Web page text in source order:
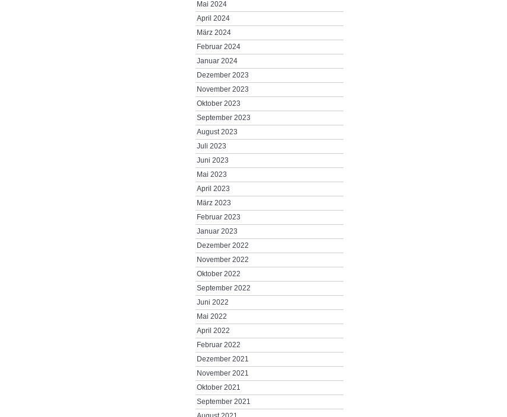
Mai 2024
April 2024
März 2024
Februar 2024
Januar 2024
Dezember 2023
November 2023
Oktober 2023
September 2023
August 2023
Juli 2023
Juni 2023
Mai 2023
April 2023
März 2023
Februar 2023
Januar 2023
Dezember 2022
November 2022
Oktober 2022
September 2022
Juni 2022
Mai 2022
April 2022
Februar 2022
Dezember 2021
November 2021
Oktober 2021
September 2021